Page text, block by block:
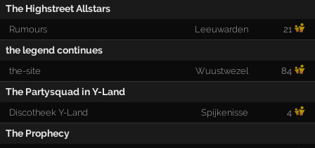
The Highstreet Allstars
Rumours Leeuwarden 21
the legend continues
the-site Wuustwezel 84
The Partysquad in Y-Land
Discotheek Y-Land Spijkenisse 4
The Prophecy